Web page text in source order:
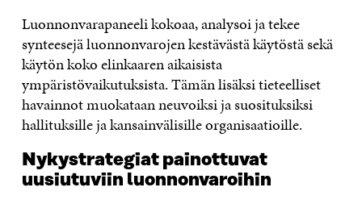
Luonnonvarapaneeli kokoaa, analysoi ja tekee
synteesejä luonnonvarojen kestävästä käytöstä sekä
käytön koko elinkaaren aikaisista
ympäristövaikutuksista. Tämän lisäksi tieteelliset
havainnot muokataan neuvoiksi ja suosituksiksi
hallituksille ja kansainvälisille organisaatioille.
Nykystrategiat painottuvat
uusiutuviin luonnonvaroihin